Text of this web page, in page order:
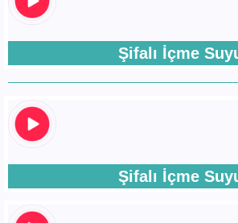
Şifalı İçme
Şifalı İçme